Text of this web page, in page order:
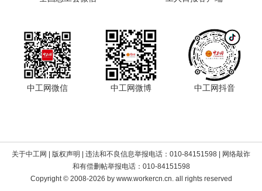
中工网微信 中工网微博 中工网抖音
关于中工网 版权声明
| 违法和不良信息举报电话：010-84151598 | 网络敲诈
和有偿删帖举报电话：010-84151598
Copyright © 2008-2026 by www.workercn.cn. all rights reserved